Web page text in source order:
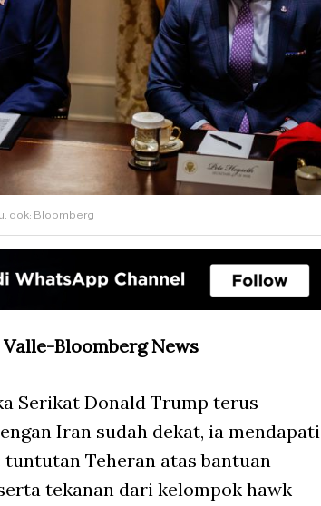
dok: Bloomberg
Bloomberg News
Serikat Donald Trump terus
Iran sudah dekat, ia mendapati
Teheran atas bantuan
tekanan dari kelompok hawk